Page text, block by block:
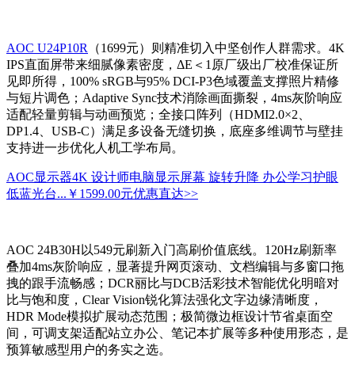
AOC U24P10R
（1699元）则精准切入中坚创作人群需求。4K
IPS直面屏带来细腻像素密度，ΔE＜1原厂级出厂校准保证所
见即所得，100% sRGB与95% DCI-P3色域覆盖支撑照片精修
与短片调色；Adaptive Sync技术消除画面撕裂，4ms灰阶响应
适配轻量剪辑与动画预览；全接口阵列（HDMI2.0×2、
DP1.4、USB-C）满足多设备无缝切换，底座多维调节与壁挂
支持进一步优化人机工学布局。
AOC显示器4K 设计师电脑显示屏幕 旋转升降 办公学习护眼
低蓝光台... ￥1599.00元优惠直达>>
AOC 24B30H以549元刷新入门高刷价值底线。120Hz刷新率
叠加4ms灰阶响应，显著提升网页滚动、文档编辑与多窗口拖
拽的跟手流畅感；DCR丽比与DCB活彩技术智能优化明暗对
比与饱和度，Clear Vision锐化算法强化文字边缘清晰度，
HDR Mode模拟扩展动态范围；极简微边框设计节省桌面空
间，可调支架适配站立办公、笔记本扩展等多种使用形态，是
预算敏感型用户的务实之选。